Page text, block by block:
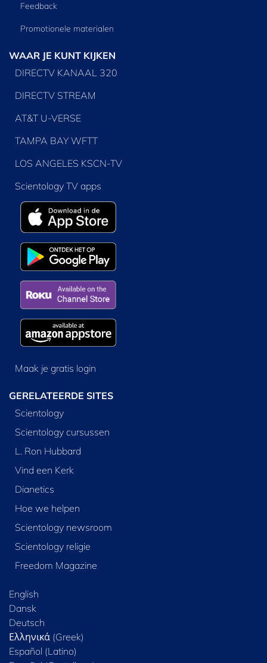
Feedback
Promotionele materialen
WAAR JE KUNT KIJKEN
DIRECTV KANAAL 320
DIRECTV STREAM
AT&T U-VERSE
TAMPA BAY WFTT
LOS ANGELES KSCN-TV
Scientology TV apps
Maak je gratis login
GERELATEERDE SITES
Scientology
Scientology cursussen
L. Ron Hubbard
Vind een Kerk
Dianetics
Hoe we helpen
Scientology newsroom
Scientology religie
Freedom Magazine
English
Dansk
Deutsch
Ελληνικά (Greek)
Español (Latino)